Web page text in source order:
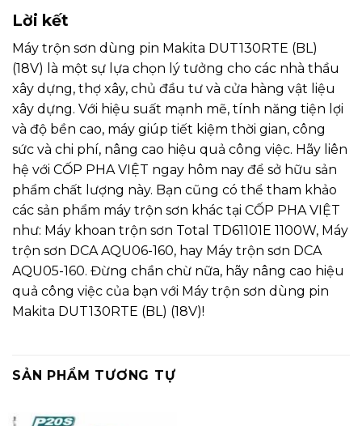
Lời kết
Máy trộn sơn dùng pin Makita DUT130RTE (BL)
(18V) là một sự lựa chọn lý tưởng cho các nhà thầu
xây dựng, thợ xây, chủ đầu tư và cửa hàng vật liệu
xây dựng. Với hiệu suất mạnh mẽ, tính năng tiện lợi
và độ bền cao, máy giúp tiết kiệm thời gian, công
sức và chi phí, nâng cao hiệu quả công việc. Hãy liên
hệ với CỐP PHA VIỆT ngay hôm nay để sở hữu sản
phẩm chất lượng này. Bạn cũng có thể tham khảo
các sản phẩm máy trộn sơn khác tại CỐP PHA VIỆT
như: Máy khoan trộn sơn Total TD61101E 1100W, Máy
trộn sơn DCA AQU06-160, hay Máy trộn sơn DCA
AQU05-160. Đừng chần chừ nữa, hãy nâng cao hiệu
quả công việc của bạn với Máy trộn sơn dùng pin
Makita DUT130RTE (BL) (18V)!
SẢN PHẨM TƯƠNG TỰ